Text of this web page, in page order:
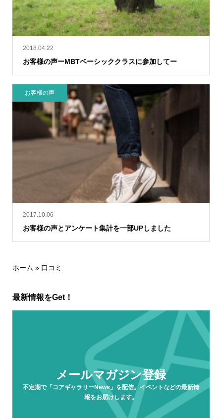
2018.04.22
お客様の声ーMBTベーシッククラスに参加してー
2017.10.06
お客様の声とアンケート集計を一部UPしました
お客様の声
ホーム »口コミ
最新情報をGet！
メールマガジン登録
不定期で「コアギャラリーNews」を配信。イベントなどの最新情
報をお届けします。